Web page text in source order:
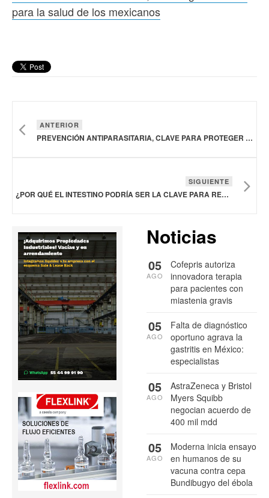
para la salud de los mexicanos
ANTERIOR
PREVENCIÓN ANTIPARASITARIA, CLAVE PARA PROTEGER LA SALUD DE LAS MASCOTAS Y LAS FAMILIAS
SIGUIENTE
¿POR QUÉ EL INTESTINO PODRÍA SER LA CLAVE PARA REDUCIR LA GRASA VISCERAL?
Noticias
Cofepris autoriza
innovadora terapia
para pacientes con
miastenia gravis
05
AGO
Falta de diagnóstico
oportuno agrava la
gastritis en México:
especialistas
05
AGO
AstraZeneca y Bristol
Myers Squibb
negocian acuerdo de
400 mil mdd
05
AGO
Moderna inicia ensayo
en humanos de su
vacuna contra cepa
Bundibugyo del ébola
05
AGO